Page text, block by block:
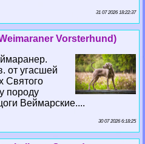
31 07 2026 18:22:37
Vorsterhund)
от угасшей
Святого
породу
Веймарские....
30 07 2026 6:18:25